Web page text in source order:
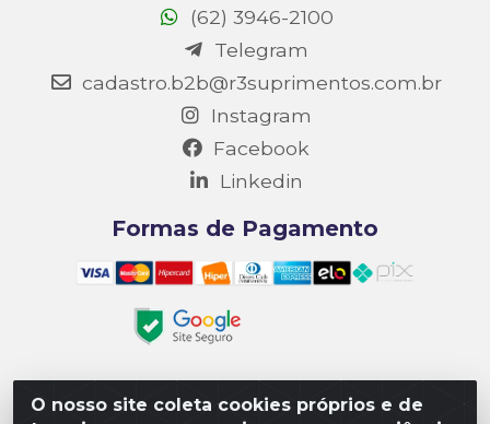
O nosso site coleta cookies próprios e de
(62) 3946-2100
Telegram
cadastro.b2b@r3suprimentos.com.br
Instagram
Facebook
Linkedin
Formas de Pagamento
Matriz R3 Suprimentos - Rua 14, Polo Empresarial Goiás